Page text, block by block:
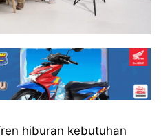
hiburan kebutuhan